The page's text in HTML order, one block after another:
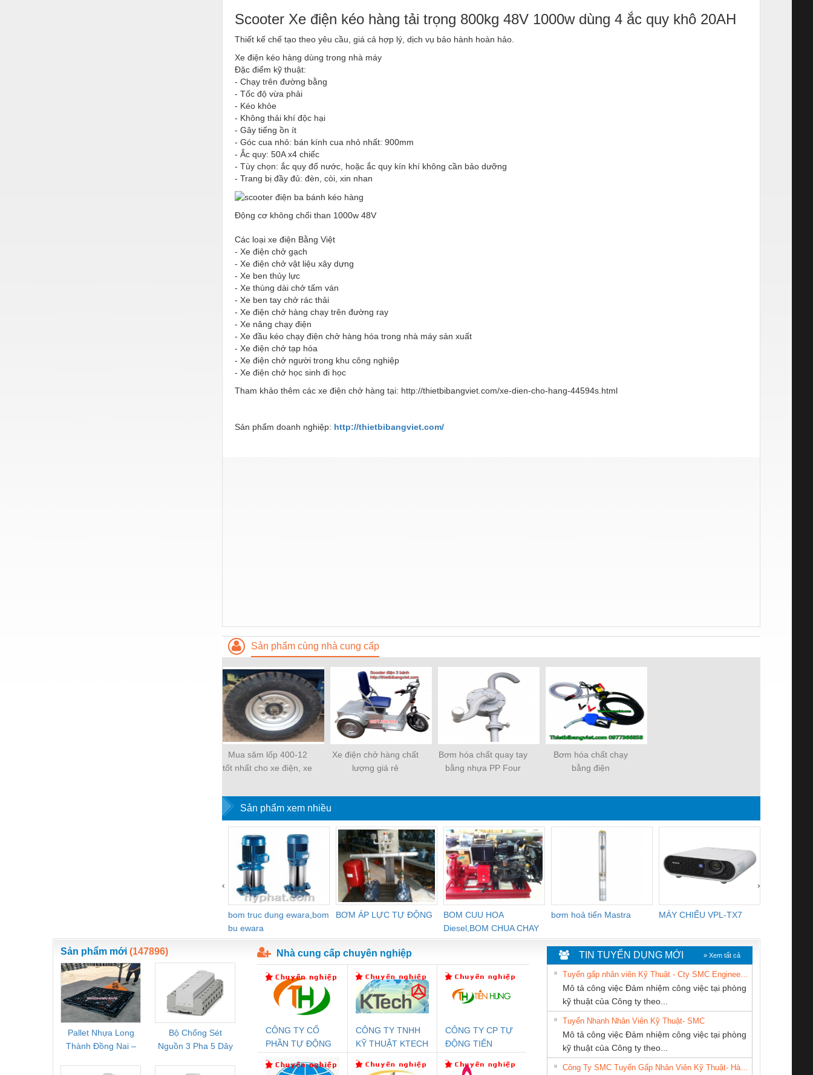
Scooter Xe điện kéo hàng tải trọng 800kg 48V 1000w dùng 4 ắc quy khô 20AH
Thiết kế chế tạo theo yêu cầu, giá cả hợp lý, dịch vụ bảo hành hoàn hảo.
Xe điện kéo hàng dùng trong nhà máy
Đặc điểm kỹ thuật:
- Chạy trên đường bằng
- Tốc độ vừa phải
- Kéo khỏe
- Không thải khí độc hại
- Gây tiếng ồn ít
- Góc cua nhỏ: bán kính cua nhỏ nhất: 900mm
- Ắc quy: 50A x4 chiếc
- Tùy chọn: ắc quy đổ nước, hoặc ắc quy kín khí không cần bảo dưỡng
- Trang bị đầy đủ: đèn, còi, xin nhan
Động cơ không chổi than 1000w 48V
Các loại xe điện Bằng Việt
- Xe điện chở gạch
- Xe điện chở vật liệu xây dựng
- Xe ben thủy lực
- Xe thùng dài chở tấm ván
- Xe ben tay chở rác thải
- Xe điện chở hàng chạy trên đường ray
- Xe nâng chạy điện
- Xe đầu kéo chạy điện chở hàng hóa trong nhà máy sản xuất
- Xe điện chở tạp hóa
- Xe điện chở người trong khu công nghiệp
- Xe điện chở học sinh đi học
Tham khảo thêm các xe điện chở hàng tại: http://thietbibangviet.com/xe-dien-cho-hang-44594s.html
Sản phẩm doanh nghiệp: http://thietbibangviet.com/
Sản phẩm cùng nhà cung cấp
Mua săm lốp 400-12
tốt nhất cho xe điện, xe
Xe điện chở hàng chất
lượng giá rẻ
Bơm hóa chất quay tay
bằng nhựa PP Four
Bơm hóa chất chạy
bằng điện
Sản phẩm xem nhiều
bom truc dung ewara,bom
bu ewara
BƠM ÁP LỰC TỰ ĐỘNG
BOM CUU HOA
Diesel,BOM CHUA CHAY
bơm hoả tiển Mastra MÁY CHIẾU VPL-TX7
‹ ›
Sản phẩm mới (147896)
Pallet Nhựa Long
Thành Đồng Nai –
Mới, Pallet Cũ Giá
Bộ Chống Sét
Nguồn 3 Pha 5 Dây
FLT-SEC-P-T1-3S-
Rơ Le Đệm An Toàn
Phoenix Contact
PSR-PC20-1NO-
1NC-24DC-SP -
Rơ Le An Toàn
Phoenix Contact
PSR-SCP-
24UC/ESL4/3X1/1X2/B
Bộ Lặp Tín Hiệu
PROFIBUS Phoenix
Contact PSI-REP-
PROFIBUS/12MB -
Rơ Le An Toàn
Phoenix Contact
2986960 – PSR-
SCP-
Bộ giám sát chuỗi
tấm pin
TRANSCLINIC 16I+
1K5 L (2433950000)
Bộ giám sát dòng
TRANSCLINIC 16I+
(2008130000)
Nhà cung cấp chuyên nghiệp
CÔNG TY CỔ
PHẦN TỰ ĐỘNG
CÔNG TY TNHH
KỸ THUẬT KTECH
CÔNG TY CP TỰ
ĐỘNG TIẾN
CÔNG TY CỔ
PHẦN DÂY VÀ
CÁP ĐIỆN
THƯỢNG ĐÌNH
CÔNG TY TNHH
THƯƠNG MẠI
DỊCH VỤ KỸ
THUẬT ĐIỆN CƠ
Công Ty TNHH
Quốc Thịnh
TIN TUYỂN DỤNG MỚI » Xem tất cả
Mô tả công việc Đảm nhiệm công việc tại phòng
kỹ thuật của Công ty theo...
Tuyển Nhanh Nhân Viên Kỹ Thuật- SMC
Mô tả công việc Đảm nhiệm công việc tại phòng
kỹ thuật của Công ty theo...